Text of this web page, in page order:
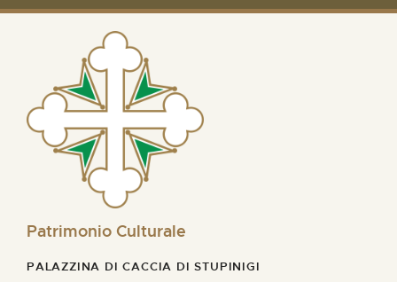
Patrimonio Culturale
PALAZZINA DI CACCIA DI STUPINIGI